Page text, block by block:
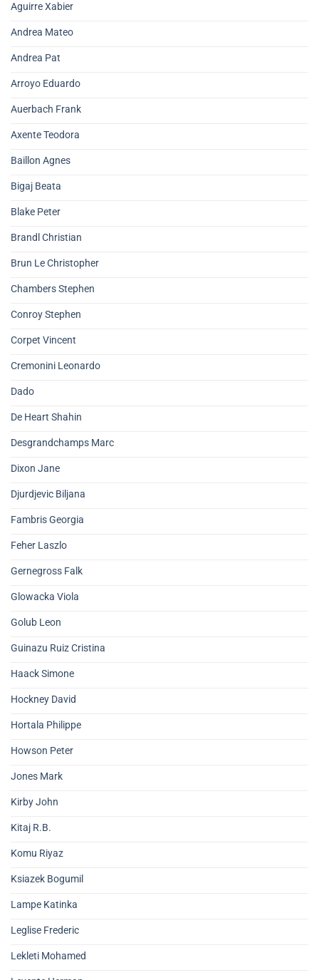
Aguirre Xabier
Andrea Mateo
Andrea Pat
Arroyo Eduardo
Auerbach Frank
Axente Teodora
Baillon Agnes
Bigaj Beata
Blake Peter
Brandl Christian
Brun Le Christopher
Chambers Stephen
Conroy Stephen
Corpet Vincent
Cremonini Leonardo
Dado
De Heart Shahin
Desgrandchamps Marc
Dixon Jane
Djurdjevic Biljana
Fambris Georgia
Feher Laszlo
Gernegross Falk
Glowacka Viola
Golub Leon
Guinazu Ruiz Cristina
Haack Simone
Hockney David
Hortala Philippe
Howson Peter
Jones Mark
Kirby John
Kitaj R.B.
Komu Riyaz
Ksiazek Bogumil
Lampe Katinka
Leglise Frederic
Lekleti Mohamed